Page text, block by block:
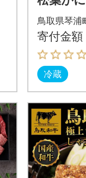
※足の
鳥取県琴浦
寄付金額
冷蔵